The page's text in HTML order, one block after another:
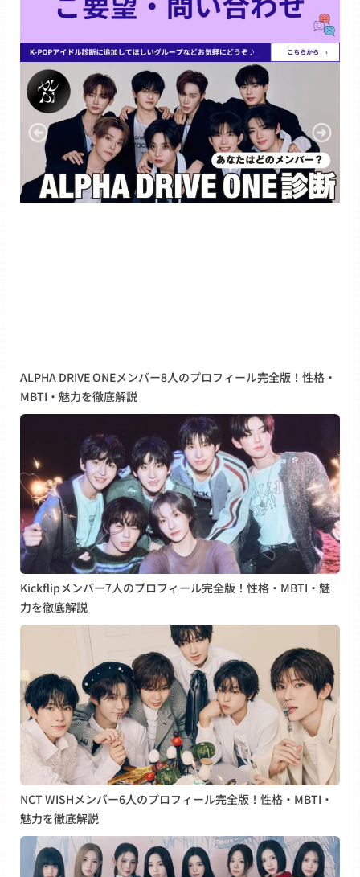
ALPHA DRIVE ONEメンバー8人のプロフィール完全版！性格・
MBTI・魅力を徹底解説
Kickflipメンバー7人のプロフィール完全版！性格・MBTI・魅
力を徹底解説
NCT WISHメンバー6人のプロフィール完全版！性格・MBTI・
魅力を徹底解説